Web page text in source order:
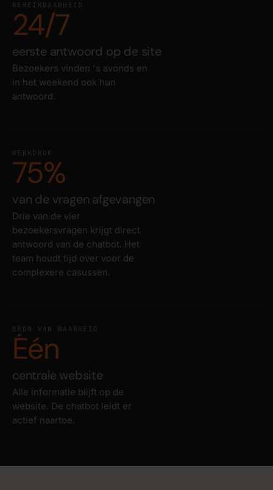
BEREIKBAARHEID
24/7
eerste antwoord op de site
Bezoekers vinden 's avonds en
in het weekend ook hun
antwoord.
WERKDRUK
75%
van de vragen afgevangen
Drie van de vier
bezoekersvragen krijgt direct
antwoord van de chatbot. Het
team houdt tijd over voor de
complexere casussen.
BRON VAN WAARHEID
Één
centrale website
Alle informatie blijft op de
website. De chatbot leidt er
actief naartoe.